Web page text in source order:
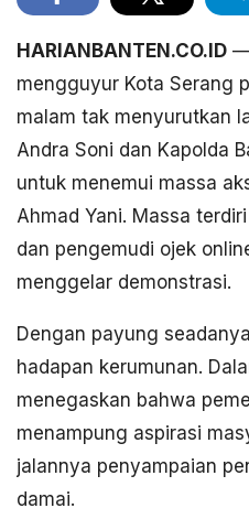
HARIANBANTEN.CO.ID —
mengguyur Kota Serang
malam tak menyurutkan
Andra Soni dan Kapolda
untuk menemui massa
Ahmad Yani. Massa
dan pengemudi ojek
menggelar demonstrasi.
Dengan payung
hadapan kerumunan.
menegaskan bahwa
menampung aspirasi
jalannya penyampaian
damai.